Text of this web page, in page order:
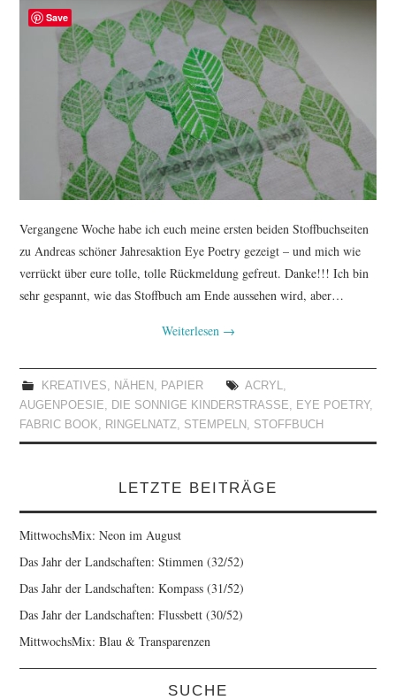
TUTORIALS
WORKSHOPS
PAPIERLIEBE AM
MONTAG
IMPRESSUM
DATENSCHUTZ
Vergangene Woche habe ich euch meine ersten beiden Stoffbuchseiten
zu Andreas schöner Jahresaktion Eye Poetry gezeigt – und mich wie
verrückt über eure tolle, tolle Rückmeldung gefreut. Danke!!! Ich bin
sehr gespannt, wie das Stoffbuch am Ende aussehen wird, aber…
Weiterlesen →
KREATIVES, NÄHEN , PAPIER ACRYL,
AUGENPOESIE, DIE SONNIGE KINDERSTRASSE , EYE POETRY,
FABRIC BOOK, RINGELNATZ, STEMPELN , STOFFBUCH
LETZTE BEITRÄGE
MittwochsMix: Neon im August
Das Jahr der Landschaften: Stimmen (32/52)
Das Jahr der Landschaften: Kompass (31/52)
Das Jahr der Landschaften: Flussbett (30/52)
MittwochsMix: Blau & Transparenzen
SUCHE
Save